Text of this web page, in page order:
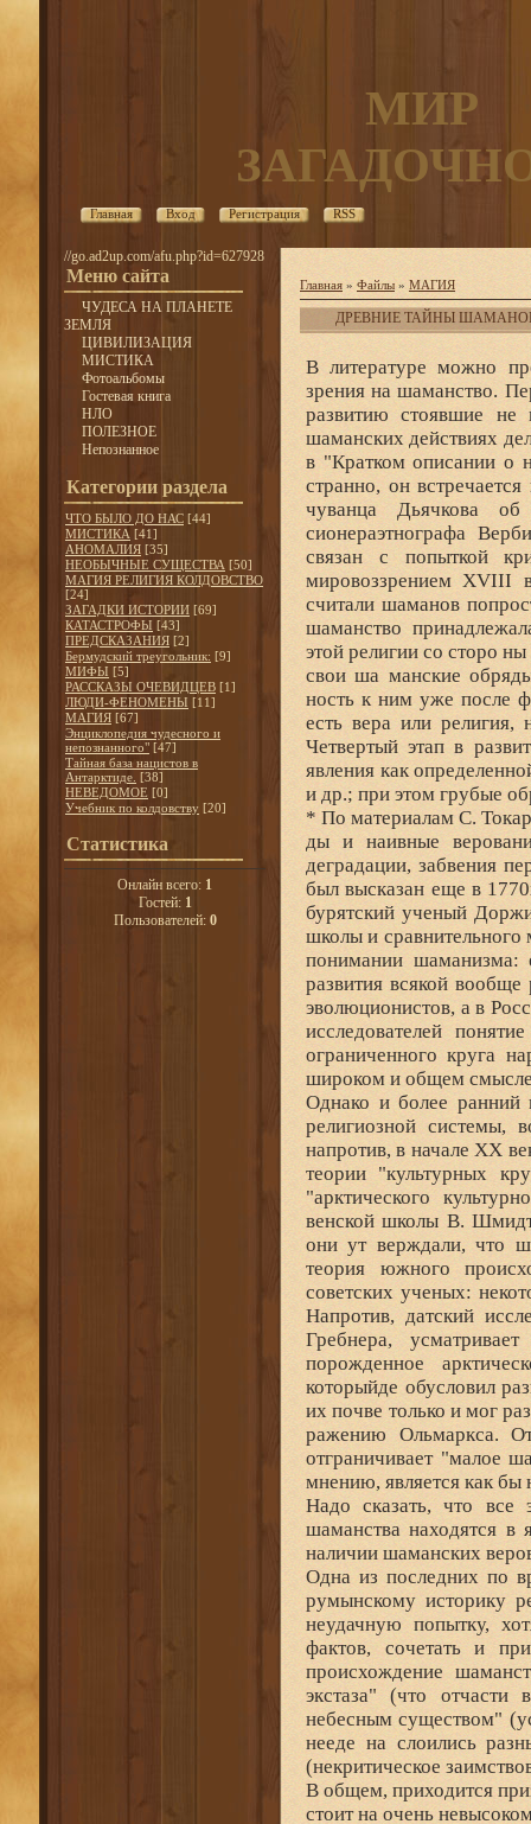
МИР
Главная Вход Регистрация RSS
//go.ad2up.com/afu.php?id=627928
Меню сайта
ЧУДЕСА НА ПЛАНЕТЕ
ЗЕМЛЯ
ЦИВИЛИЗАЦИЯ
МИСТИКА
Фотоальбомы
Гостевая книга
НЛО
ПОЛЕЗНОЕ
Непознанное
Категории раздела
ЧТО БЫЛО ДО НАС [44]
МИСТИКА [41]
АНОМАЛИЯ [35]
НЕОБЫЧНЫЕ СУЩЕСТВА [50]
МАГИЯ РЕЛИГИЯ КОЛДОВСТВО
[24]
ЗАГАДКИ ИСТОРИИ [69]
КАТАСТРОФЫ [43]
ПРЕДСКАЗАНИЯ [2]
Бермудский треугольник: [9]
МИФЫ [5]
РАССКАЗЫ ОЧЕВИДЦЕВ [1]
ЛЮДИ-ФЕНОМЕНЫ [11]
МАГИЯ [67]
Энциклопедия чудесного и
непознанного" [47]
Тайная база нацистов в
Антарктиде. [38]
НЕВЕДОМОЕ [0]
Учебник по колдовству [20]
Статистика
Онлайн всего: 1
Гостей: 1
Пользователей: 0
Главная » Файлы » МАГИЯ
ДРЕВНИЕ ТАЙНЫ
В литературе можно
зрения на шаманство.
развитию стоявшие
шаманских действиях
в "Кратком описании о
странно, он
чуванца Дьячкова
сионераэтнографа
связан с попыткой
мировоззрением XVIII
считали шаманов
шаманство
этой религии со сторо
свои ша манские
ность к ним уже после
есть вера или религия,
Четвертый этап в
явления как
и др.; при этом грубые
* По материалам С.
ды и наивные
деградации, забвения
был высказан еще в
бурятский ученый
школы и сравнительного
понимании шаманизма:
развития всякой
эволюционистов, а в
исследователей
ограниченного круга
широком и общем
Однако и более ранний
религиозной системы,
напротив, в начале XX
теории "культурных
"арктического
венской школы В.
они ут верждали, что
теория южного
советских ученых:
Напротив, датский
Гребнера,
порожденное
которыйде обусловил
их почве только и мог
ражению Ольмаркса.
отграничивает "малое
мнению, является как
Надо сказать, что все
шаманства находятся в
наличии шаманских
Одна из последних по
румынскому историку
неудачную попытку,
фактов, сочетать и
происхождение
экстаза" (что
небесным существом"
нееде на слоились
(некритическое
В общем, приходится
стоит на очень